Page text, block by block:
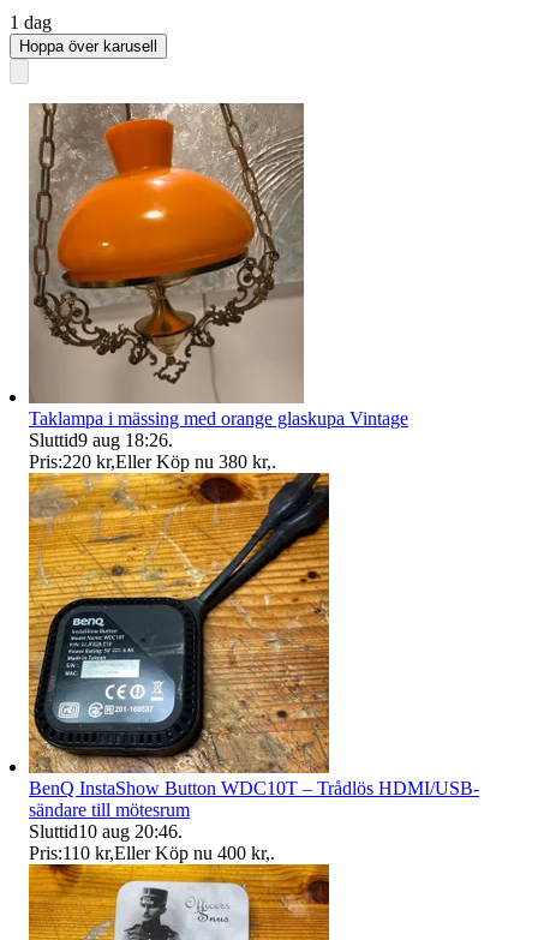
1 dag
Hoppa över karusell
Taklampa i mässing med orange glaskupa Vintage
Sluttid9 aug 18:26.
Pris:220 kr,Eller Köp nu 380 kr,.
BenQ InstaShow Button WDC10T – Trådlös HDMI/USB-
sändare till mötesrum
Sluttid10 aug 20:46.
Pris:110 kr,Eller Köp nu 400 kr,.